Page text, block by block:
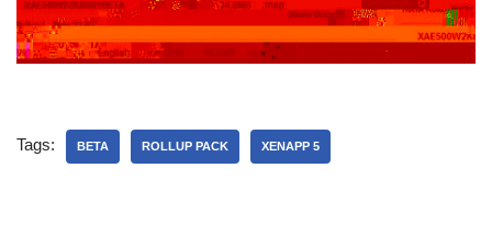
Tags: BETA ROLLUP PACK XENAPP 5